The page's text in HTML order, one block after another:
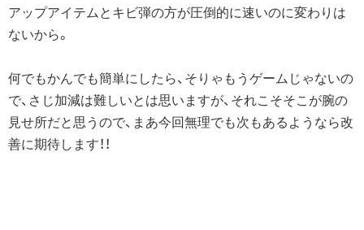
アップアイテムとキビ弾の方が圧倒的に速いのに変わりは
ないから。
何でもかんでも簡単にしたら、そりゃもうゲームじゃないの
で、さじ加減は難しいとは思いますが、それこそそこが腕の
見せ所だと思うので、まあ今回無理でも次もあるようなら改
善に期待します！！